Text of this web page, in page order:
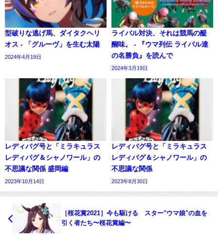
型破りな逃げ馬、ダイタクヘリ
オス - 「グルーヴ」を生む太陽
2024年4月19日
ライバル対決、それは競馬の醍
醐味。 - 『ウマ列伝 ライバル達
の名勝負』を読んで
2024年3月19日
レディバグ号と「ミラキュラス
レディバグ＆シャノワール」の
不思議な関係 盛岡編
2023年10月14日
レディバグ号と「ミラキュラス
レディバグ＆シャノワール」の
不思議な関係
2023年8月30日
［桜花賞2021］今も駆ける スター"ウマ娘"の血を
引く者たち〜桜花賞編〜